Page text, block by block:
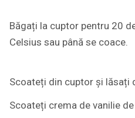
Băgați la cuptor pentru 20
Celsius sau până se coace.
Scoateți din cuptor și lăsați
Scoateți crema de vanilie